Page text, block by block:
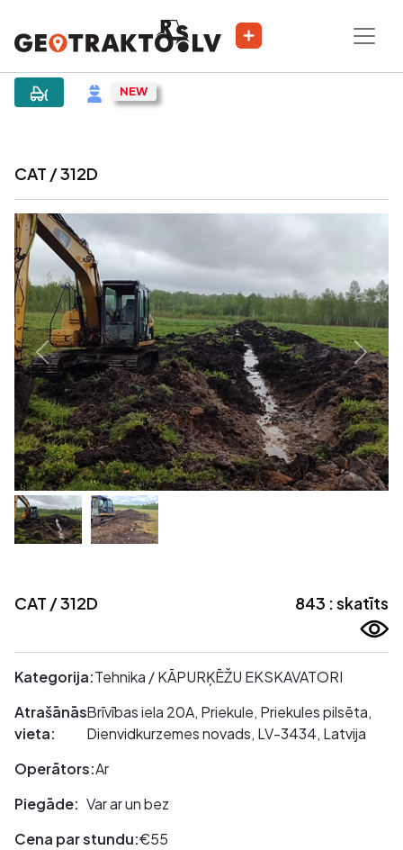
|Sludinājums
CAT / 312D
CAT / 312D 843 : skatīts
Kategorija:Tehnika / KĀPURĶĒŽU EKSKAVATORI
Atrašānās
vieta:
Brīvības iela 20A, Priekule, Priekules pilsēta,
Dienvidkurzemes novads, LV-3434, Latvija
Operātors:Ar
Piegāde: Var ar un bez
Cena par stundu:€55